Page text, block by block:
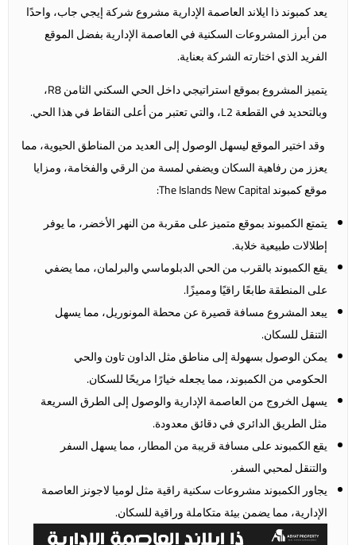
يعد كمبوند ذا ايلاند العاصمة الإدارية مشروع شركة إيجي جاب، واحدًا
من أبرز المشروعات السكنية في العاصمة الإدارية بفضل الموقع
الفريد الذي اختارته الشركة بعناية.
يتميز المشروع بموقع استراتيجي داخل الحي السكني الثامن R8،
وبالتحديد في القطعة L2، والتي تعتبر من أعلى النقاط في هذا الحي.
وقد اختير الموقع ليسهل الوصول إلى العديد من المناطق الحيوية، مما
يعزز من رفاهية السكان ويضفي لمسة من الرقي والفخامة، ومزايا
موقع كمبوند The Islands New Capital:
يتمتع الكمبوند بموقع متميز على مقربة من النهر الأخضر، ما يوفر
إطلالات طبيعية خلابة.
يقع الكمبوند بالقرب من الحي الدبلوماسي والبرلمان، مما يضفي
على المنطقة طابعًا راقيًا ومميزًا.
يبعد المشروع مسافة قصيرة عن محطة المونوريل، مما يسهل
التنقل للسكان.
يمكن الوصول بسهولة إلى مناطق مثل الداون تاون والحي
الحكومي من الكمبوند، مما يجعله خيارًا مريحًا للسكان.
يسهل الخروج من العاصمة الإدارية والوصول إلى الطرق السريعة
مثل الطريق الدائري في دقائق معدودة.
يقع الكمبوند على مسافة قريبة من المطار، مما يسهل السفر
والتنقل لمحبي السفر.
يجاور الكمبوند مشروعات سكنية راقية مثل لوميا لاجونز العاصمة
الإدارية، مما يضمن بيئة متكاملة وراقية للسكان.